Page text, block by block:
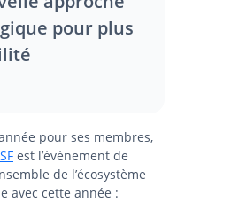
pour plus
pour ses membres,
est l’événement de
de l’écosystème
avec cette année :